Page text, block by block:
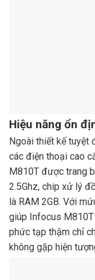
Hiệu năng ổn
Ngoài thiết kế tuyệt
các điện thoại cao
M810T được trang
2.5Ghz, chip xử lý
là RAM 2GB. Với
giúp Infocus
phức tạp thậm chỉ
không gặp hiện